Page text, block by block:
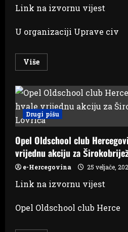
Link na izvornu vijest
U organizaciji Uprave civ
VišeRead
more
U
Grudama
obilježen
Dan
civilne
zaštite
Drugi pišu
Opel Oldschool club
vrijednu akciju za
e-Hercegovina 25 veljače,
Link na izvornu vijest
Opel Oldschool club Herce